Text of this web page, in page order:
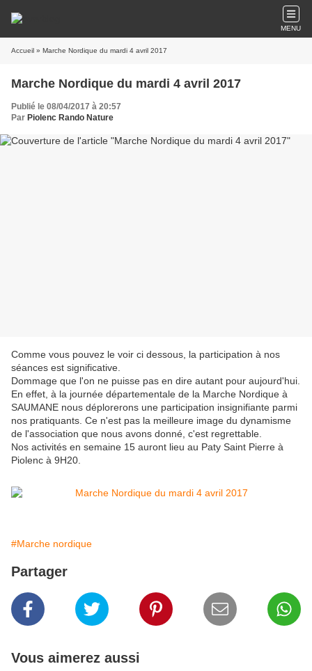
MENU
Accueil » Marche Nordique du mardi 4 avril 2017
Marche Nordique du mardi 4 avril 2017
Publié le 08/04/2017 à 20:57
Par Piolenc Rando Nature
Comme vous pouvez le voir ci dessous, la participation à nos
séances est significative.
Dommage que l'on ne puisse pas en dire autant pour aujourd'hui.
En effet, à la journée départementale de la Marche Nordique à
SAUMANE nous déplorerons une participation insignifiante parmi
nos pratiquants. Ce n'est pas la meilleure image du dynamisme
de l'association que nous avons donné, c'est regrettable.
Nos activités en semaine 15 auront lieu au Paty Saint Pierre à
Piolenc à 9H20.
#Marche nordique
Partager
Vous aimerez aussi